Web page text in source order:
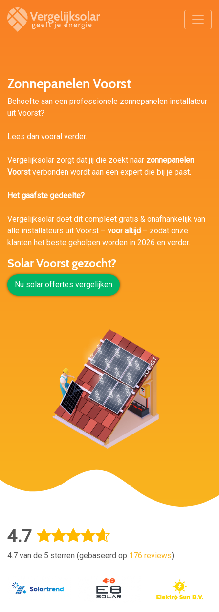
Zonnepanelen Voorst
Behoefte aan een professionele zonnepanelen installateur
uit Voorst?
Lees dan vooral verder.
Vergelijksolar zorgt dat jij die zoekt naar zonnepanelen
Voorstverbonden wordt aan een expert die bij je past.
Het gaafste gedeelte?
Vergelijksolar doet dit compleet gratis & onafhankelijk van
alle installateurs uit Voorst – voor altijd – zodat onze
klanten het beste geholpen worden in 2026 en verder.
Solar Voorst gezocht?
Nu solar offertes vergelijken
4.7
4.7 van de 5 sterren (gebaseerd op 176 reviews)